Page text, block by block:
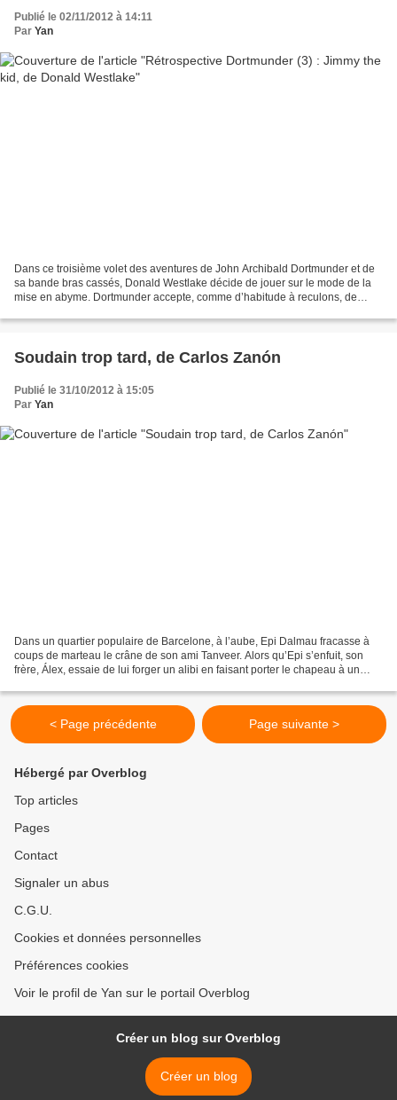
Publié le 02/11/2012 à 14:11
Par Yan
Dans ce troisième volet des aventures de John Archibald Dortmunder et de
sa bande bras cassés, Donald Westlake décide de jouer sur le mode de la
mise en abyme. Dortmunder accepte, comme d’habitude à reculons, de
Soudain trop tard, de Carlos Zanón
Publié le 31/10/2012 à 15:05
Par Yan
Dans un quartier populaire de Barcelone, à l’aube, Epi Dalmau fracasse à
coups de marteau le crâne de son ami Tanveer. Alors qu’Epi s’enfuit, son
frère, Álex, essaie de lui forger un alibi en faisant porter le chapeau à un
< Page précédente Page suivante >
Hébergé par Overblog
Top articles
Pages
Contact
Signaler un abus
C.G.U.
Cookies et données personnelles
Préférences cookies
Voir le profil de Yan sur le portail Overblog
Créer un blog sur Overblog
Créer un blog